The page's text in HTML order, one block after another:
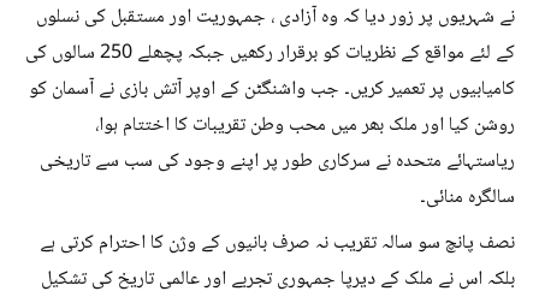
نے شہریوں پر زور دیا کہ وہ آزادی ، جمہوریت اور مستقبل کی نسلوں
کے لئے مواقع کے نظریات کو برقرار رکھیں جبکہ پچھلے 250 سالوں کی
کامیابیوں پر تعمیر کریں۔ جب واشنگٹن کے اوپر آتش بازی نے آسمان کو
روشن کیا اور ملک بھر میں محب وطن تقریبات کا اختتام ہوا،
ریاستہائے متحدہ نے سرکاری طور پر اپنے وجود کی سب سے تاریخی
سالگرہ منائی۔
نصف پانچ سو سالہ تقریب نہ صرف بانیوں کے وژن کا احترام کرتی ہے
بلکہ اس نے ملک کے دیرپا جمہوری تجربے اور عالمی تاریخ کی تشکیل